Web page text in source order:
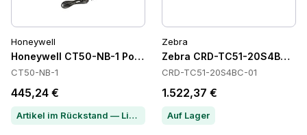
Honeywell
Honeywell CT50-NB-1 Power Supply
CT50-NB-1
445,24 €
Artikel im Rückstand — Lieferzeit per Chat erfragen
Zebra
Zebra CRD-TC51-20S4BC-
CRD-TC51-20S4BC-01
1.522,37 €
Auf Lager